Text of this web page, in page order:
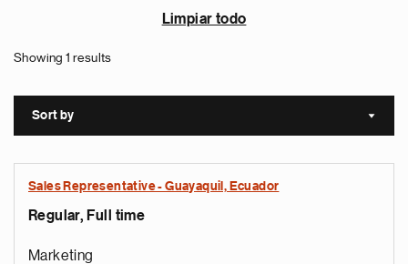
Limpiar todo
Showing 1 results
Sort by Sort
Sales Representative - Guayaquil, Ecuador
Regular, Full time
Marketing